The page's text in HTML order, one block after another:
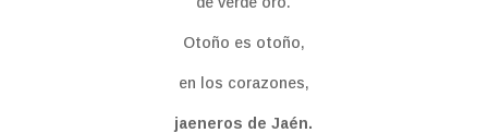
Otoño es otoño,
en los corazones,
jaeneros de Jaén.